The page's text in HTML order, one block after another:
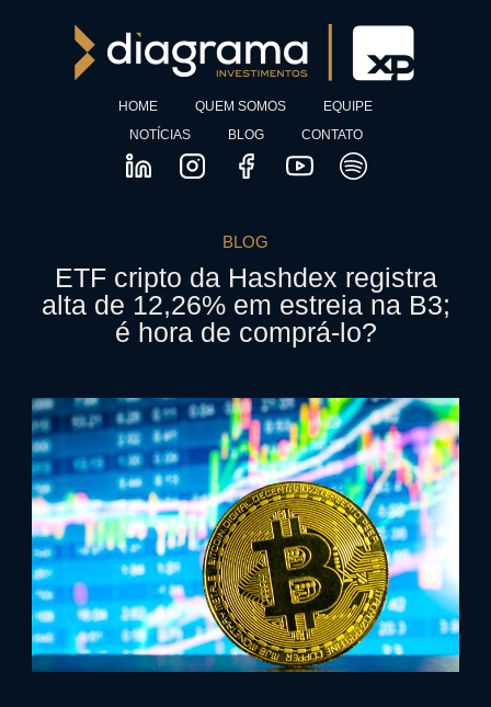
HOME QUEM SOMOS
EQUIPE
NOTÍCIAS
BLOG CONTATO
BLOG
ETF cripto da Hashdex registra
alta de 12,26% em estreia na B3;
é hora de comprá-lo?